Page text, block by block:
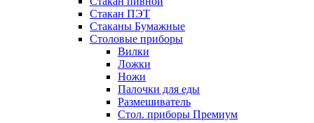
Стакан ПЭТ
Стаканы Бумажные
Столовые приборы
Вилки
Ложки
Ножи
Палочки для еды
Размешиватель
Стол. приборы Премиум